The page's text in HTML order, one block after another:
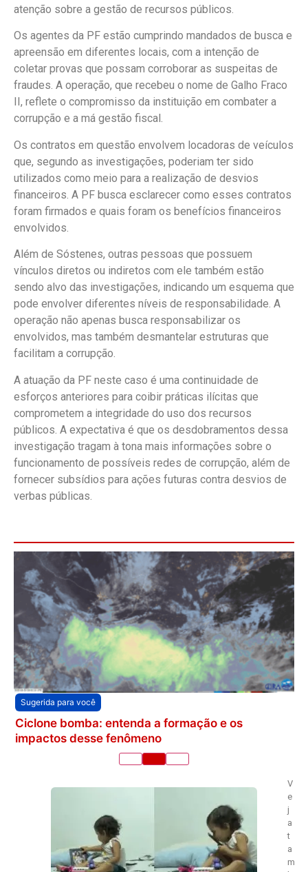
atenção sobre a gestão de recursos públicos.
Os agentes da PF estão cumprindo mandados de busca e
apreensão em diferentes locais, com a intenção de
coletar provas que possam corroborar as suspeitas de
fraudes. A operação, que recebeu o nome de Galho Fraco
II, reflete o compromisso da instituição em combater a
corrupção e a má gestão fiscal.
Os contratos em questão envolvem locadoras de veículos
que, segundo as investigações, poderiam ter sido
utilizados como meio para a realização de desvios
financeiros. A PF busca esclarecer como esses contratos
foram firmados e quais foram os benefícios financeiros
envolvidos.
Além de Sóstenes, outras pessoas que possuem
vínculos diretos ou indiretos com ele também estão
sendo alvo das investigações, indicando um esquema que
pode envolver diferentes níveis de responsabilidade. A
operação não apenas busca responsabilizar os
envolvidos, mas também desmantelar estruturas que
facilitam a corrupção.
A atuação da PF neste caso é uma continuidade de
esforços anteriores para coibir práticas ilícitas que
comprometem a integridade do uso dos recursos
públicos. A expectativa é que os desdobramentos dessa
investigação tragam à tona mais informações sobre o
funcionamento de possíveis redes de corrupção, além de
fornecer subsídios para ações futuras contra desvios de
verbas públicas.
Sugerida para você
Ciclone bomba: entenda a formação e os
impactos desse fenômeno
V
e
j
a
t
a
m